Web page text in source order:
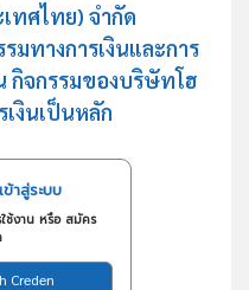
ทศไทย) จำกัด
มทางการเงินและการ
กิจกรรมของบริษัทโฮ
งินเป็นหลัก
าสู่ระบบ
ช้งาน หรือ สมัคร
Creden